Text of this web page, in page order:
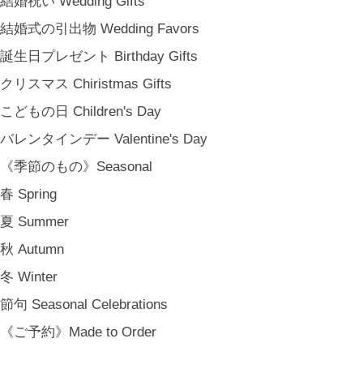
結婚式の引出物 Wedding Favors
誕生日プレゼント Birthday Gifts
クリスマス Chiristmas Gifts
こどもの日 Children's Day
バレンタインデー Valentine's Day
《季節のもの》Seasonal
春 Spring
夏 Summer
秋 Autumn
冬 Winter
節句 Seasonal Celebrations
《ご予約》Made to Order